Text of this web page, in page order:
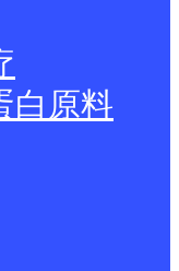
白原料